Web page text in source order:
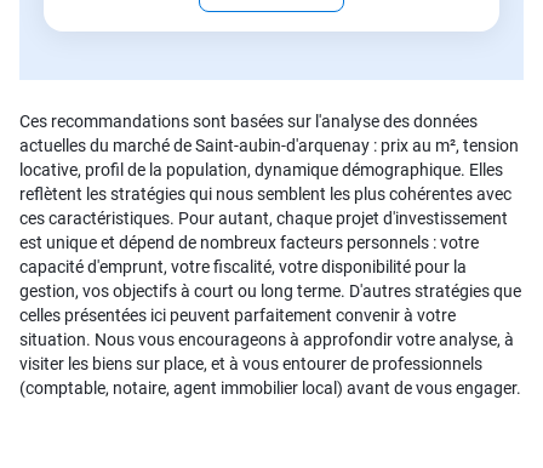
Ces recommandations sont basées sur l'analyse des données
actuelles du marché de Saint-aubin-d'arquenay : prix au m², tension
locative, profil de la population, dynamique démographique. Elles
reflètent les stratégies qui nous semblent les plus cohérentes avec
ces caractéristiques. Pour autant, chaque projet d'investissement
est unique et dépend de nombreux facteurs personnels : votre
capacité d'emprunt, votre fiscalité, votre disponibilité pour la
gestion, vos objectifs à court ou long terme. D'autres stratégies que
celles présentées ici peuvent parfaitement convenir à votre
situation. Nous vous encourageons à approfondir votre analyse, à
visiter les biens sur place, et à vous entourer de professionnels
(comptable, notaire, agent immobilier local) avant de vous engager.